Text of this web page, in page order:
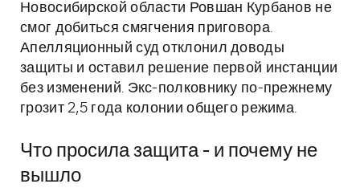
Новосибирской области Ровшан Курбанов не
смог добиться смягчения приговора.
Апелляционный суд отклонил доводы
защиты и оставил решение первой инстанции
без изменений. Экс-полковнику по-прежнему
грозит 2,5 года колонии общего режима.
Что просила защита - и почему не
вышло